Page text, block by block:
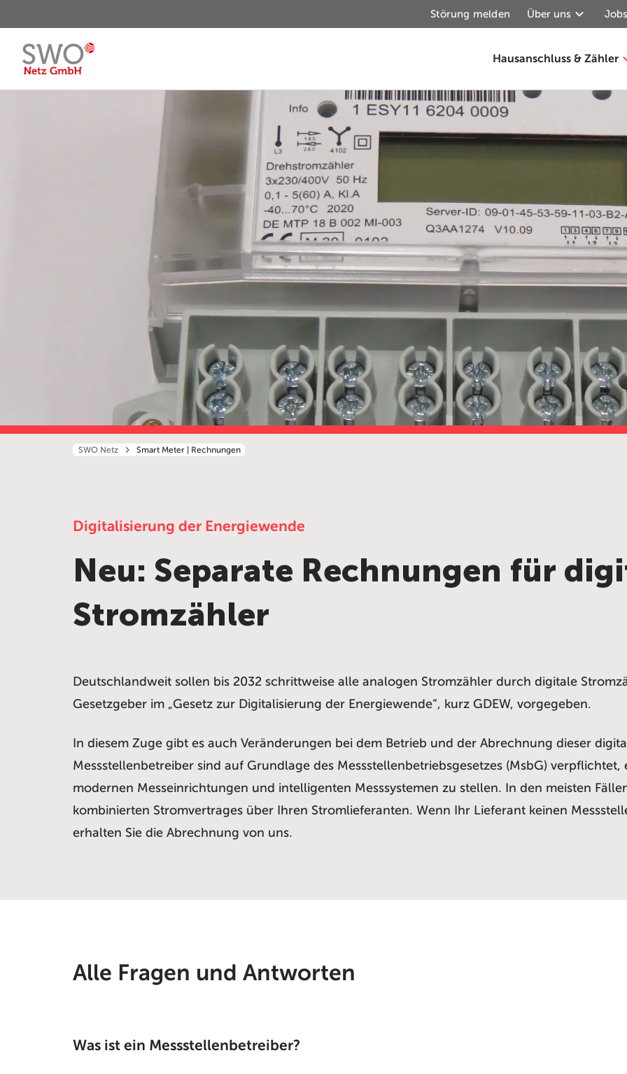
Störung melden Über uns
Hausanschluss & Zähler
SWO Netz Smart Meter | Rechnungen
Digitalisierung der Energiewende
Neu: Separate Rechnungen für
Stromzähler
Deutschlandweit sollen bis 2032 schrittweise alle analogen Stromzähler durch digitale
Gesetzgeber im „Gesetz zur Digitalisierung der Energiewende“, kurz GDEW, vorgegeben.
In diesem Zuge gibt es auch Veränderungen bei dem Betrieb und der Abrechnung dieser
Messstellenbetreiber sind auf Grundlage des Messstellenbetriebsgesetzes (MsbG)
modernen Messeinrichtungen und intelligenten Messsystemen zu stellen. In den meisten
kombinierten Stromvertrages über Ihren Stromlieferanten. Wenn Ihr Lieferant keinen
erhalten Sie die Abrechnung von uns.
Alle Fragen und Antworten
Was ist ein Messstellenbetreiber?